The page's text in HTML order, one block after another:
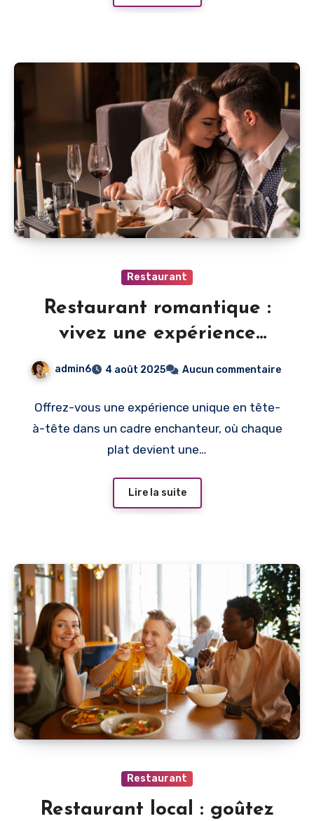
Restaurant
Restaurant romantique :
vivez une expérience
admin6 4 août 2025 Aucun commentaire
Offrez-vous une expérience unique en tête-
à-tête dans un cadre enchanteur, où chaque
plat devient une…
Lire la suite
Restaurant
Restaurant local : goûtez